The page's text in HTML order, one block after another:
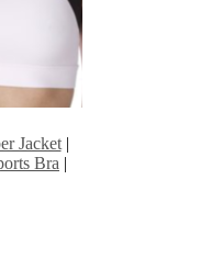
Jacket|
Bra |